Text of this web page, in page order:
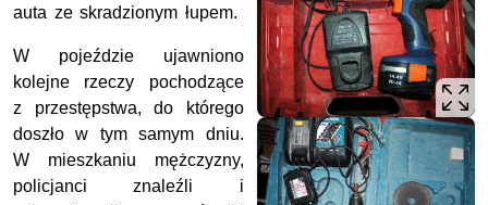
auta ze skradzionym łupem.
W pojeździe ujawniono
kolejne rzeczy pochodzące
z przestępstwa, do którego
doszło w tym samym dniu.
W mieszkaniu mężczyzny,
policjanci znaleźli i